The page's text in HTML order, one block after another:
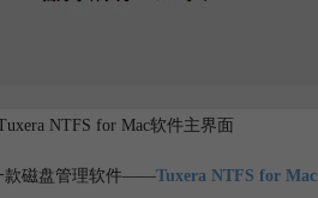
NTFS for Mac软件主界面
款磁盘管理软件——Tuxera NTFS for Mac